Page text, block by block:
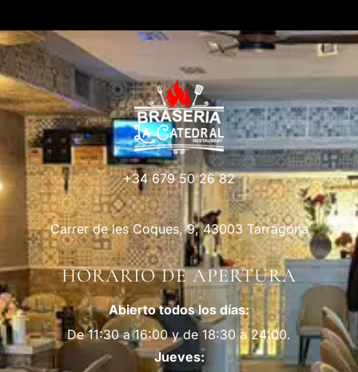
+34 679 50 26 82
Carrer de les Coques, 9, 43003 Tarragona
HORARIO DE APERTURA
Abierto todos los días:
De 11:30 a 16:00 y de 18:30 a 24:00.
Jueves: